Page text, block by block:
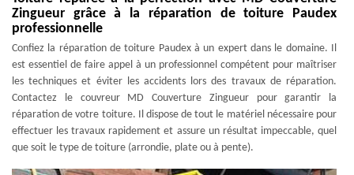
Zingueur grâce à la réparation de toiture Paudex
professionnelle
Confiez la réparation de toiture Paudex à un expert dans le domaine. Il
est essentiel de faire appel à un professionnel compétent pour maîtriser
les techniques et éviter les accidents lors des travaux de réparation.
Contactez le couvreur MD Couverture Zingueur pour garantir la
réparation de votre toiture. Il dispose de tout le matériel nécessaire pour
effectuer les travaux rapidement et assure un résultat impeccable, quel
que soit le type de toiture (arrondie, plate ou à pente).